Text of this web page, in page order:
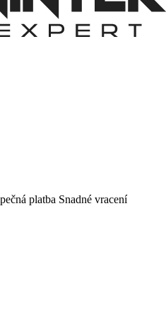
platba Snadné vracení